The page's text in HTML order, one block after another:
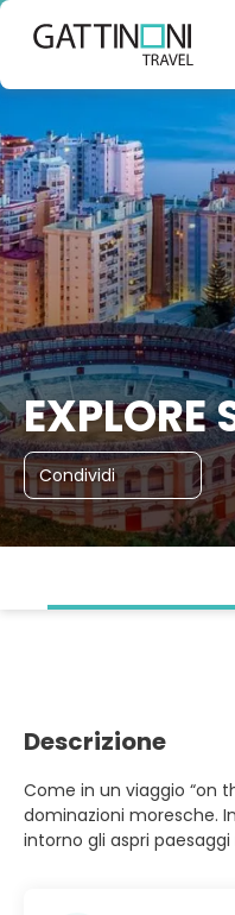
Condividi
Malaga, Spagna
Descrizione
Come in un viaggio “on
dominazioni moresche.
intorno gli aspri